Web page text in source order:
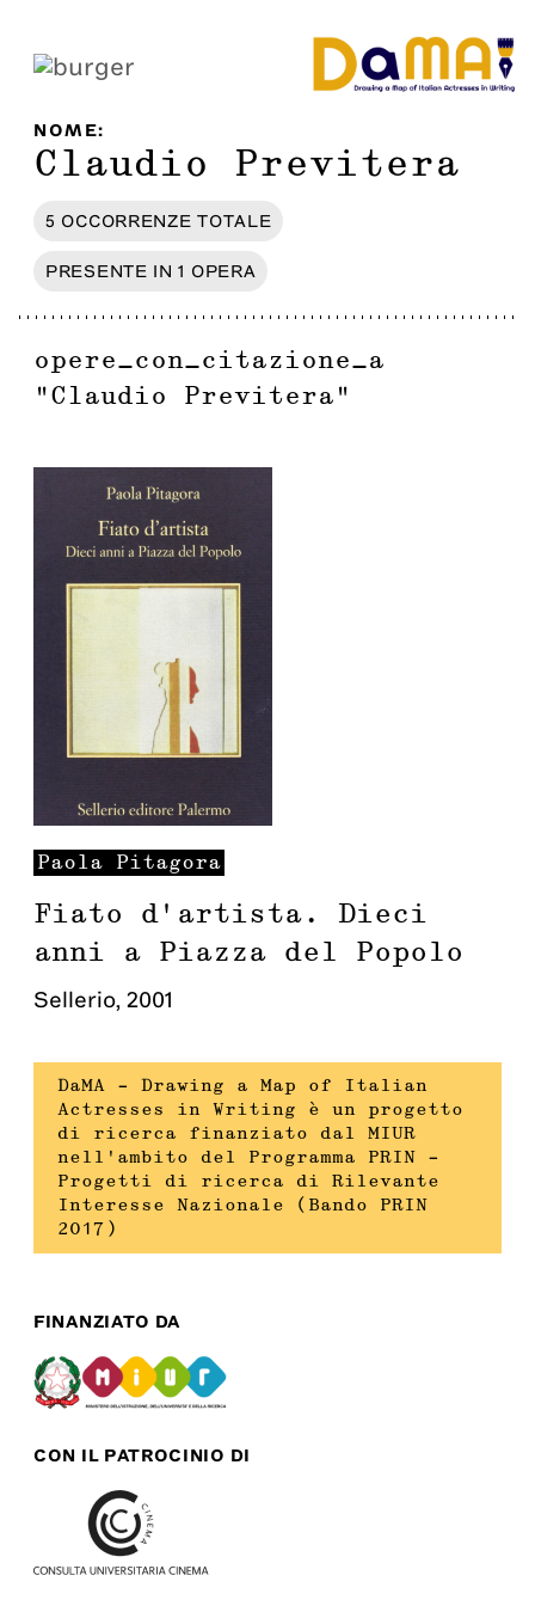
NOME:
Claudio Previtera
5 OCCORRENZE TOTALE
PRESENTE IN 1 OPERA
opere_con_citazione_a
" Claudio Previtera "
Paola Pitagora
Fiato d'artista. Dieci
anni a Piazza del Popolo
Sellerio, 2001
DaMA – Drawing a Map of Italian
Actresses in Writing è un progetto
di ricerca finanziato dal MIUR
nell’ambito del Programma PRIN –
Progetti di ricerca di Rilevante
Interesse Nazionale (Bando PRIN
2017)
FINANZIATO DA
CON IL PATROCINIO DI